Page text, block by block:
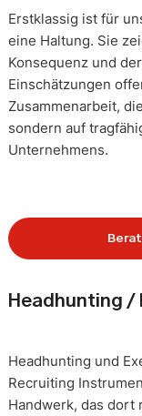
Erstklassig ist für
eine Haltung. Sie
Konsequenz und
Einschätzungen
Zusammenarbeit,
sondern auf
Unternehmens.
Headhunting /
Headhunting und
Recruiting
Handwerk, das dort